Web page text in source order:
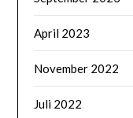
April 2023
November 2022
Juli 2022